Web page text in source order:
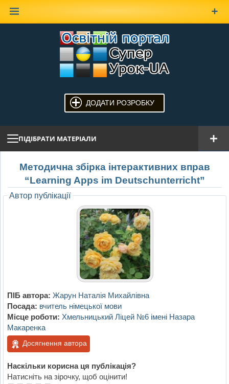
ДОДАТИ РОЗРОБКУ
ПІДІБРАТИ МАТЕРІАЛИ
Методична збірка інтерактивних вправ
“Learning Apps im Deutschunterricht”
Автор публікації
ПІБ автора: Жарун Наталія Михайлівна
Посада: вчитель німецької мови
Місце роботи: Хмельницький Ліцей №6 імені Назара
Макаренка
Досягнення автора
Наскільки корисна ця публікація?
Натисніть на зірочку, щоб оцінити!